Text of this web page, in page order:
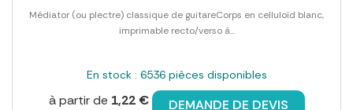
Médiator (ou plectre) classique de guitareCorps en celluloïd blanc,
imprimable recto/verso à...
En stock : 6536 pièces disponibles
à partir de 1,22 € DEMANDE DE DEVIS